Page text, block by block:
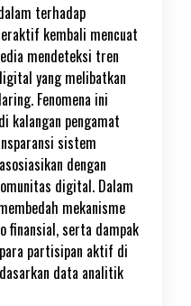
terhadap
kembali mencuat
mendeteksi tren
yang melibatkan
Fenomena ini
kalangan pengamat
sistem
dengan
digital. Dalam
mekanisme
finansial, serta dampak
partisipan aktif di
data analitik